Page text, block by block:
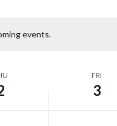
events.
FRI
3